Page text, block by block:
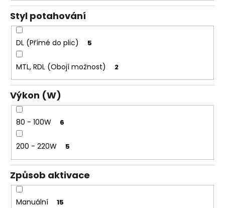
Styl potahování
DL (Přímé do plic) 5
MTL, RDL (Obojí možnost) 2
Výkon (W)
80 - 100W 6
200 - 220W 5
Způsob aktivace
Manuální 15